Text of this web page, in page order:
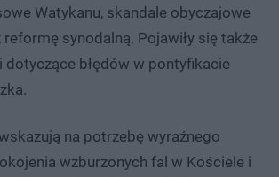
Watykanu, skandale obyczajowe
synodalną. Pojawiły się także
dotyczące błędów w pontyfikacie
na potrzebę wyraźnego
wzburzonych fal w Kościele i